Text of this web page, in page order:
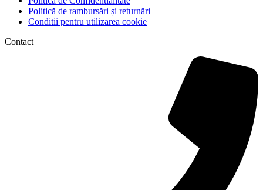
Politică de rambursări și returnări
Conditii pentru utilizarea cookie
Contact